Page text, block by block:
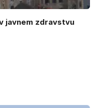
javnem zdravstvu